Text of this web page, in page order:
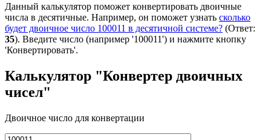
Данный калькулятор поможет конвертировать двоичные
числа в десятичные. Например, он поможет узнать сколько
будет двоичное число 100011 в десятичной системе? (Ответ:
35). Введите число (например '100011') и нажмите кнопку
'Конвертировать'.
Калькулятор "Конвертер двоичных
чисел"
Двоичное число для конвертации